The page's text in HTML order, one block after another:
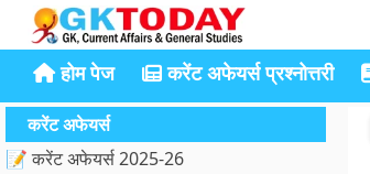
होम पेज करेंट अफेयर्स प्रश्नोत्तरी
करेंट अफेयर्स
📝 करेंट अफेयर्स 2025-26